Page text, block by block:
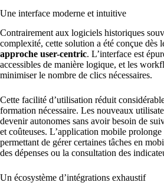
Une interface moderne et intuitive
Contrairement aux logiciels historiques
complexité, cette solution a été conçue dès
approche user-centric. L’interface est
accessibles de manière logique, et les
minimiser le nombre de clics nécessaires.
Cette facilité d’utilisation réduit
formation nécessaire. Les nouveaux
devenir autonomes sans avoir besoin de
et coûteuses. L’application mobile prolonge
permettant de gérer certaines tâches en
des dépenses ou la consultation des
Un écosystème d’intégrations exhaustif